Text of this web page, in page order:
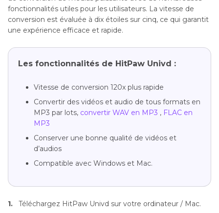
5. Flvto MX - convertisseur mp3 gratuit
FAQ sur le convertisseur mp3 rapide et gratuit
fonctionnalités utiles pour les utilisateurs. La vitesse de
conversion est évaluée à dix étoiles sur cinq, ce qui garantit
une expérience efficace et rapide.
Les fonctionnalités de HitPaw Univd :
Vitesse de conversion 120x plus rapide
Convertir des vidéos et audio de tous formats en
MP3 par lots, convertir WAV en MP3 , FLAC en
MP3
Conserver une bonne qualité de vidéos et
d’audios
Compatible avec Windows et Mac.
1. Téléchargez HitPaw Univd sur votre ordinateur / Mac.